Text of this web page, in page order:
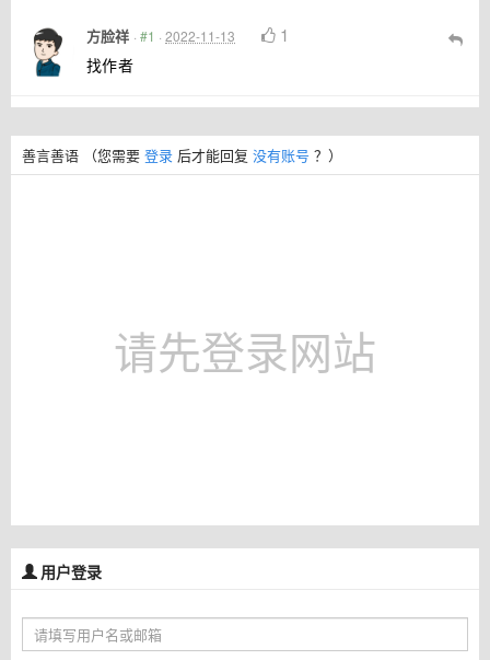
方脸祥 · #1 · 2022-11-13 1
找作者
善言善语 （您需要 登录 后才能回复 没有账号 ？）
请先登录网站
用户登录